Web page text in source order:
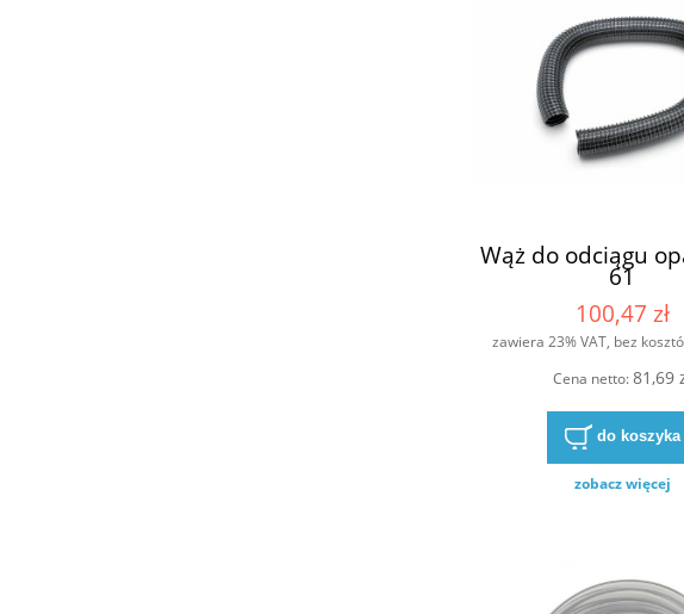
Wąż do odciągu
61
100,47 zł
zawiera 23% VAT, bez
Cena netto:81,69
do koszyka
zobacz więcej